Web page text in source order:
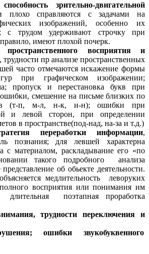
зрительно-двигательной
плохо справляются с задачами на
изображений, особенно их
с трудом удерживают строчку при
имеют плохой почерк.
пространственного восприятия и
трудности пр анализе пространственных
часто отмечаются искажение формы
при графическом изображении;
пропуск и перестановка букв при
смешение на письме близких по
(т-п, м-л, н-к, и-н); ошибки при
и левой сторон, при определении
в пространстве(под-над, на-за и т.д.)
переработки информации,
познания; для левшей характерна
с материалом, раскладывание его «по
такого подробного анализа
об обьекте деятельности.
медлительность леворуких
восприятия или понимания им
длительная поэтапная проработка
трудности переключения и
ошибки звукобуквенного